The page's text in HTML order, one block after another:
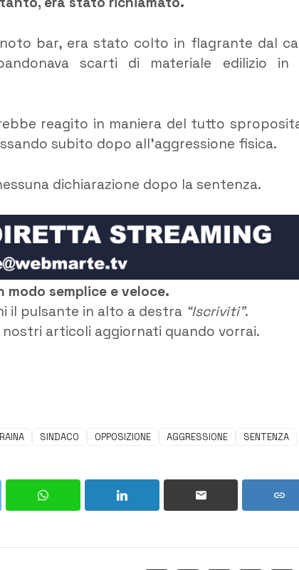
bar, era stato colto in flagrante dal
scarti di materiale edilizio in
reagito in maniera del tutto
subito dopo all’aggressione fisica.
dichiarazione dopo la sentenza.
modo semplice e veloce.
il pulsante in alto a destra “Iscriviti”.
articoli aggiornati quando vorrai.
SINDACO OPPOSIZIONE AGGRESSIONE SENTENZA